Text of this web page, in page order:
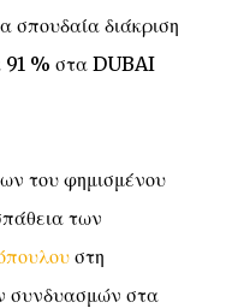
σπουδαία διάκριση
91 % στα DUBAI
του φημισμένου
των
στη
συνδυασμών στα